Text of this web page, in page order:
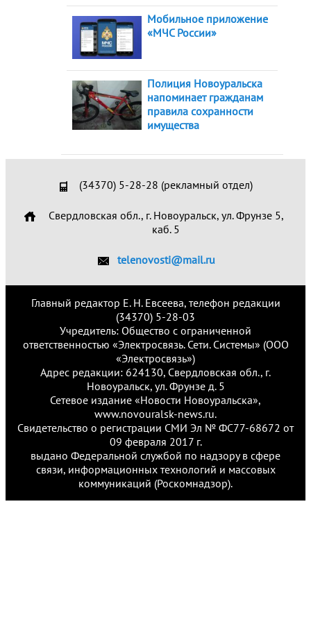
Мобильное приложение
«МЧС России»
Полиция Новоуральска
напоминает гражданам
правила сохранности
имущества
(34370) 5-28-28 (рекламный отдел)
Свердловская обл., г. Новоуральск, ул. Фрунзе 5,
каб. 5
telenovosti@mail.ru
Главный редактор Е. Н. Евсеева, телефон редакции
(34370) 5-28-03
Учредитель: Общество с ограниченной
ответственностью «Электросвязь. Сети. Системы» (ООО
«Электросвязь»)
Адрес редакции: 624130, Свердловская обл., г.
Новоуральск, ул. Фрунзе д. 5
Сетевое издание «Новости Новоуральска»,
www.novouralsk-news.ru.
Свидетельство о регистрации СМИ Эл № ФС77-68672 от
09 февраля 2017 г.
выдано Федеральной службой по надзору в сфере
связи, информационных технологий и массовых
коммуникаций (Роскомнадзор).